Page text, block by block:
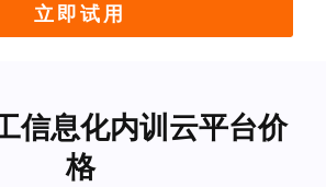
立即试用
信息化内训云平台价
格